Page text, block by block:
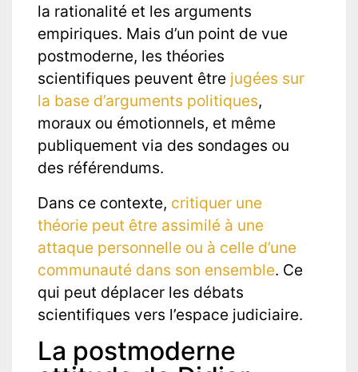
la rationalité et les arguments
empiriques. Mais d’un point de vue
postmoderne, les théories
scientifiques peuvent être jugées sur
la base d’arguments politiques,
moraux ou émotionnels, et même
publiquement via des sondages ou
des référendums.
Dans ce contexte, critiquer une
théorie peut être assimilé à une
attaque personnelle ou à celle d’une
communauté dans son ensemble. Ce
qui peut déplacer les débats
scientifiques vers l’espace judiciaire.
La postmoderne